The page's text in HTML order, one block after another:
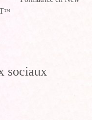
™
sociaux